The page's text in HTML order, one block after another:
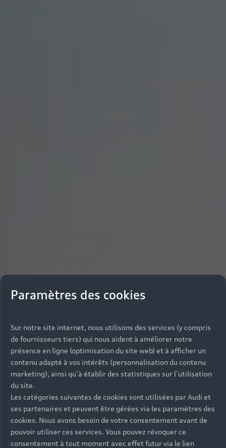
Paramètres des cookies
Sur notre site internet, nous utilisons des services (y compris
de fournisseurs tiers) qui nous aident à améliorer notre
présence en ligne (optimisation du site web) et à afficher un
contenu adapté à vos intérêts (personnalisation du contenu
marketing), ainsi qu’à établir des statistiques sur l’utilisation
du site.
Les catégories suivantes de cookies sont utilisées par Audi et
ses partenaires et peuvent être gérées via les paramètres des
cookies. Nous avons besoin de votre consentement avant de
pouvoir utiliser ces services. Vous pouvez révoquer ce
consentement à tout moment avec effet futur via le lien